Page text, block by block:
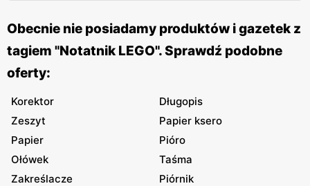
Obecnie nie posiadamy produktów i gazetek z
tagiem "Notatnik LEGO". Sprawdź podobne
oferty:
Korektor
Długopis
Zeszyt
Papier ksero
Papier
Pióro
Ołówek
Taśma
Zakreślacze
Piórnik